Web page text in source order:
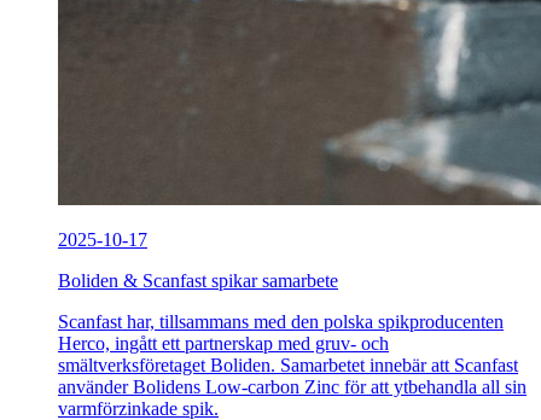
2025-10-17
Boliden & Scanfast spikar samarbete
Scanfast har, tillsammans med den polska spikproducenten
Herco, ingått ett partnerskap med gruv- och
smältverksföretaget Boliden. Samarbetet innebär att Scanfast
använder Bolidens Low-carbon Zinc för att ytbehandla all sin
varmförzinkade spik.